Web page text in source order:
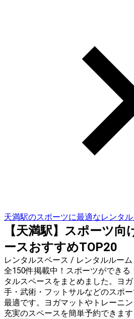
天満駅のスポーツに最適なレンタ
【天満駅】スポーツ
ースおすすめTOP20
レンタルスペース / レンタルルーム
全150件掲載中！スポーツができる
タルスペースをまとめました。ヨ
手・武術・フットサルなどのスポ
最適です。ヨガマットやトレーニ
充実のスペースを簡単予約できます